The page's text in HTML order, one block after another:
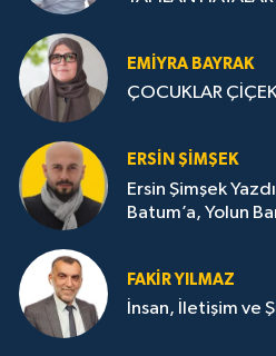
EMIYRA BAYRAK
ÇOCUKLAR
ERSIN ŞIMŞEK
Ersin Şimşek
Batum’a, Yolun
FAKIR YILMAZ
İnsan, İletişim ve